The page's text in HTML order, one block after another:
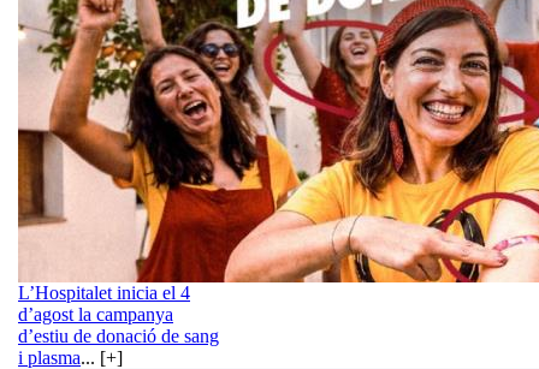
L’Hospitalet inicia el 4
d’agost la campanya
d’estiu de donació de sang
i plasma... [+]